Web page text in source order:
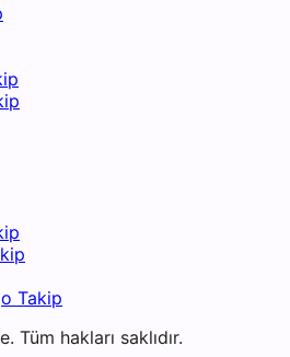
Takip
Tüm hakları saklıdır.